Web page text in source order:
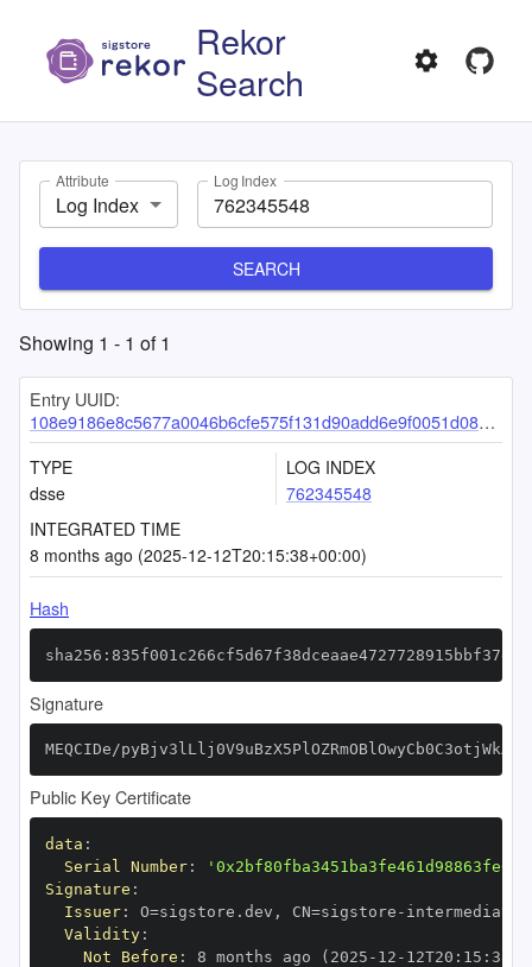
Rekor
Search
Attribute
Log Index
Log Index
SEARCH
Showing 1 - 1 of1
Entry UUID:
108e9186e8c5677a0046b6cfe575f131d90add6e9f0051d088638d99569b047e7056ff8a2b8cb29c
TYPE
dsse
LOG INDEX
762345548
INTEGRATED TIME
8 months ago (2025-12-12T20:15:38+00:00)
Hash
Signature
MEQCIDe/
Public Key Certificate
data :
Serial Number:
Signature :
Issuer: O=sigstore.dev , CN=sigstore -
Validity:
Not Before : 8 months ago (2025 - 12 - 12T20 : 15 :